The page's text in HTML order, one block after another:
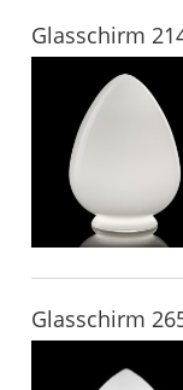
Glasschirm
Glasschirm